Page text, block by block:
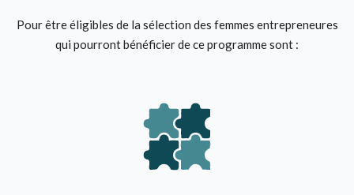
Pour être éligibles de la sélection des femmes entrepreneures
qui pourront bénéficier de ce programme sont :